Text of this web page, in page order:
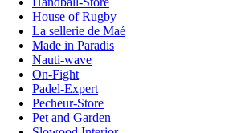
House of Rugby
La sellerie de Maé
Made in Paradis
Nauti-wave
On-Fight
Padel-Expert
Pecheur-Store
Pet and Garden